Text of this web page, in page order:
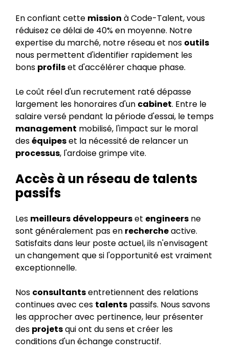
En confiant cette mission à Code-Talent, vous
réduisez ce délai de 40% en moyenne. Notre
expertise du marché, notre réseau et nos outils
nous permettent d'identifier rapidement les
bons profilset d'accélérer chaque phase.
Le coût réel d'un recrutement raté dépasse
largement les honoraires d'un cabinet. Entre le
salaire versé pendant la période d'essai, le temps
management mobilisé, l'impact sur le moral
deséquipeset la nécessité de relancer un
processus, l'ardoise grimpe vite.
Accès à un réseau de talents
passifs
Les meilleurs développeurset engineers ne
sont généralement pas en rechercheactive.
Satisfaits dans leur poste actuel, ils n'envisagent
un changement que si l'opportunité est vraiment
exceptionnelle.
Nos consultantsentretiennent des relations
continues avec ces talents passifs. Nous savons
les approcher avec pertinence, leur présenter
des projetsqui ont du sens et créer les
conditions d'un échange constructif.